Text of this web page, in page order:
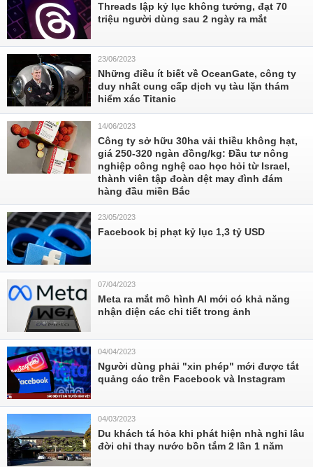
Threads lập kỷ lục không tưởng, đạt 70
triệu người dùng sau 2 ngày ra mắt
23/06/2023
Những điều ít biết về OceanGate, công ty
duy nhất cung cấp dịch vụ tàu lặn thám
hiểm xác Titanic
14/06/2023
Công ty sở hữu 30ha vải thiều không hạt,
giá 250-320 ngàn đồng/kg: Đầu tư nông
nghiệp công nghệ cao học hỏi từ Israel,
thành viên tập đoàn dệt may đình đám
hàng đầu miền Bắc
23/05/2023
Facebook bị phạt kỷ lục 1,3 tỷ USD
07/04/2023
Meta ra mắt mô hình AI mới có khả năng
nhận diện các chi tiết trong ảnh
04/04/2023
Người dùng phải "xin phép" mới được tắt
quảng cáo trên Facebook và Instagram
04/03/2023
Du khách tá hỏa khi phát hiện nhà nghỉ lâu
đời chỉ thay nước bồn tắm 2 lần 1 năm